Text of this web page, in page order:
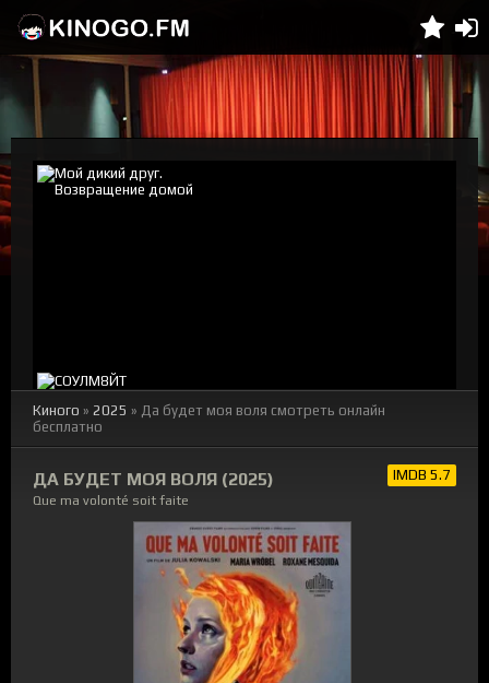
Киного » 2025 » Да будет моя воля смотреть онлайн
бесплатно
ДА БУДЕТ МОЯ ВОЛЯ (2025)
Que ma volonté soit faite
IMDB 5.7